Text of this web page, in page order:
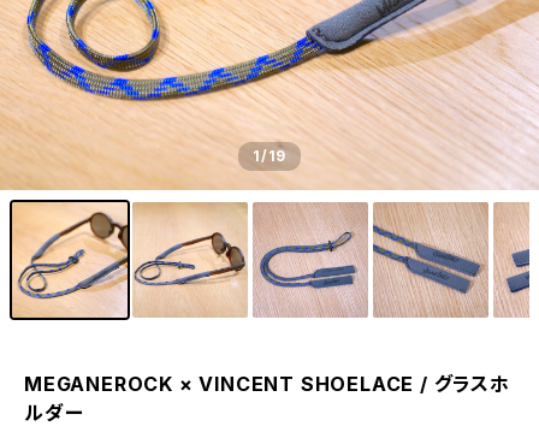
1/19
MEGANEROCK × VINCENT SHOELACE / グラスホ
ルダー